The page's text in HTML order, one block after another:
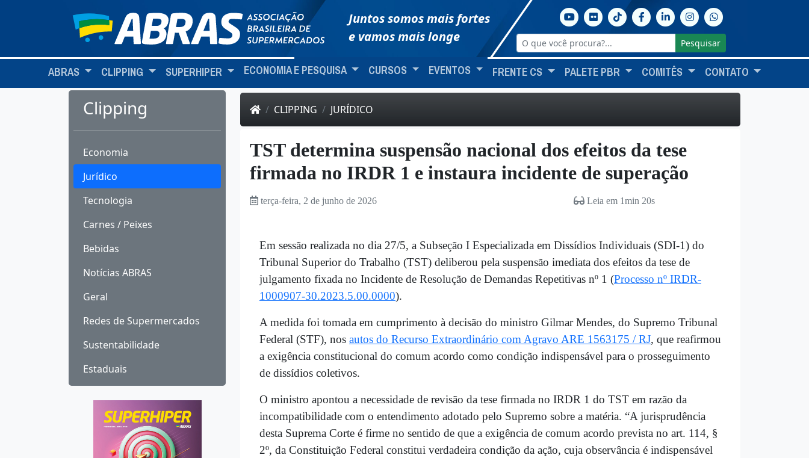
Juntos somos mais fortes
e vamos mais longe
Pesquisar
ABRAS CLIPPING SUPERHIPER ECONOMIA E PESQUISA CURSOS EVENTOS FRENTE CS PALETE PBR COMITÊS CONTATO
Clipping
Economia
Jurídico
Tecnologia
Carnes / Peixes
Bebidas
Notícias ABRAS
Geral
Redes de Supermercados
Sustentabilidade
Estaduais
CLIPPING JURÍDICO
TST determina suspensão nacional dos efeitos da tese
firmada no IRDR 1 e instaura incidente de superação
terça-feira, 2 de junho de 2026 Leia em 1min 20s
Em sessão realizada no dia 27/5, a Subseção I Especializada em Dissídios Individuais (SDI-1) do
Tribunal Superior do Trabalho (TST) deliberou pela suspensão imediata dos efeitos da tese de
julgamento fixada no Incidente de Resolução de Demandas Repetitivas nº 1 (Processo nº IRDR-
1000907-30.2023.5.00.0000).
A medida foi tomada em cumprimento à decisão do ministro Gilmar Mendes, do Supremo Tribunal
Federal (STF), nos autos do Recurso Extraordinário com Agravo ARE 1563175 / RJ, que reafirmou
a exigência constitucional do comum acordo como condição indispensável para o prosseguimento
de dissídios coletivos.
O ministro apontou a necessidade de revisão da tese firmada no IRDR 1 do TST em razão da
incompatibilidade com o entendimento adotado pelo Supremo sobre a matéria. “A jurisprudência
desta Suprema Corte é firme no sentido de que a exigência de comum acordo prevista no art. 114, §
2º, da Constituição Federal constitui verdadeira condição da ação, cuja observância é indispensável